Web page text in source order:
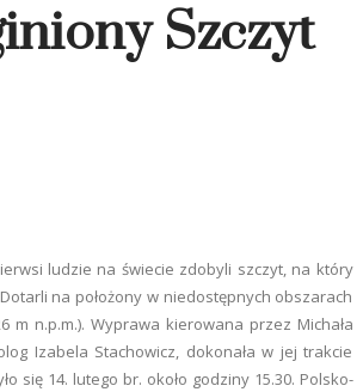
Szczyt
ludzie na świecie zdobyli szczyt, na który
na położony w niedostępnych obszarach
m n.p.m.). Wyprawa kierowana przez Michała
Izabela Stachowicz, dokonała w jej trakcie
się 14. lutego br. około godziny 15.30. Polsko-